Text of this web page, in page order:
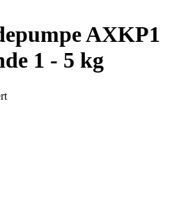
AXKP1
1 - 5 kg